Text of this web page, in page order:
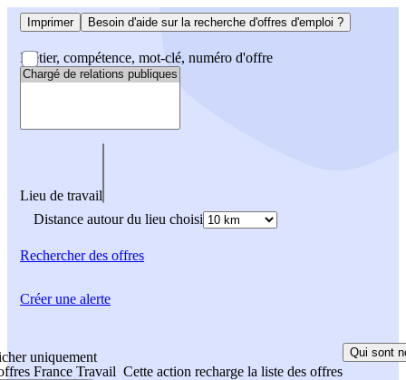
Imprimer Besoin d'aide sur la recherche d'offres d'emploi ?
Métier, compétence, mot-clé, numéro d'offre
Lieu de travail
Distance autour du lieu choisi
Rechercherdes offres
uniquement
France Travail Cette action recharge la liste des offres
Qui sont
Créer une alerte